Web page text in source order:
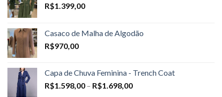
R$1.399,00
Casaco de Malha de Algodão
R$970,00
Capa de Chuva Feminina - Trench Coat
R$1.598,00 – R$1.698,00Price